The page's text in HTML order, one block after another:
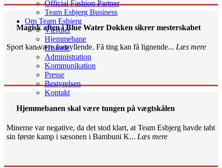
Official Fashion Partner
Team Esbjerg Business
Om Team Esbjerg
Værdier
Hjemmebane
Historie
Administration
Kommunikation
Presse
Bestyrelsen
Kontakt
Magisk aften i Blue Water Dokken sikrer mesterskabet
Sport kan være fortryllende. Få ting kan få lignende... Læs mere
Hjemmebanen skal være tungen på vægtskålen
Minerne var negative, da det stod klart, at Team Esbjerg havde tabt
sin første kamp i sæsonen i Bambuni K... Læs mere